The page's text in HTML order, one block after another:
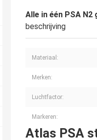
Alle in één PSA N2
beschrijving
Materiaal:
Merken:
Luchtfactor:
Markeren:
Atlas PSA